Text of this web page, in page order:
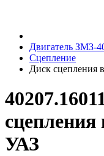
Двигатель ЗМЗ-
Сцепление
Диск сцепления
УАЗ